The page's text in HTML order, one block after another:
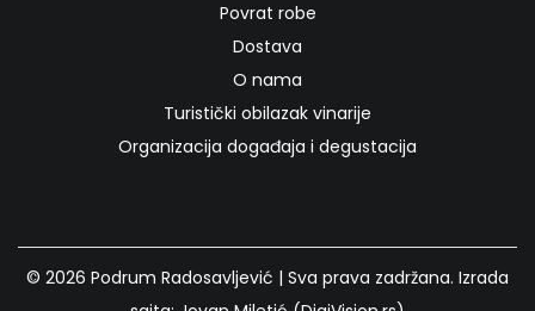
Povrat robe
Dostava
O nama
Turistički obilazak vinarije
Organizacija događaja i degustacija
© 2026 Podrum Radosavljević | Sva prava zadržana. Izrada